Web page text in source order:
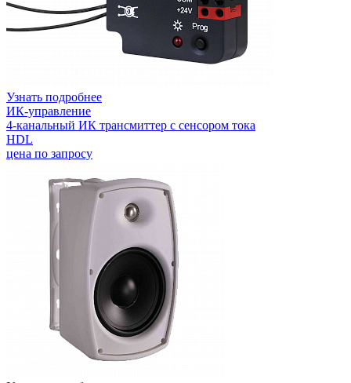
Узнать подробнее
ИК-управление
4-канальный ИК трансмиттер с сенсором тока
HDL
цена по запросу